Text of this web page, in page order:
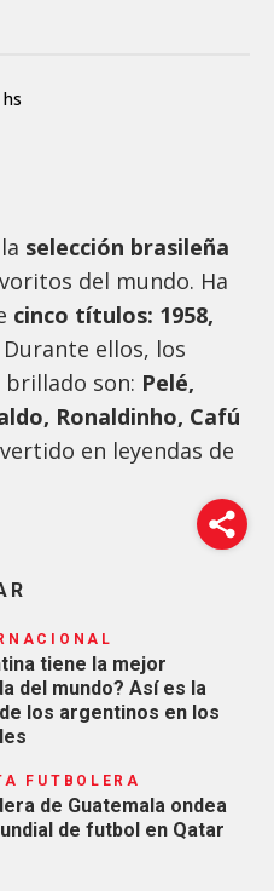
selección brasileña
del mundo. Ha
cinco títulos: 1958,
Durante ellos, los
brillado son: Pelé,
Ronaldinho, Cafú
en leyendas de
tiene la mejor
del mundo? Así es la
los argentinos en los
FUTBOLERA
de Guatemala ondea
de futbol en Qatar